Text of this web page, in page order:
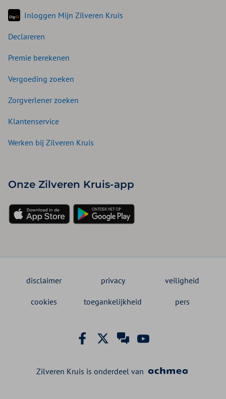
Inloggen Mijn Zilveren Kruis
Declareren
Premie berekenen
Vergoeding zoeken
Zorgverlener zoeken
Klantenservice
Werken bij Zilveren Kruis
Onze Zilveren Kruis-app
disclaimer privacy veiligheid
cookies toegankelijkheid pers
Zilveren Kruis is onderdeel van